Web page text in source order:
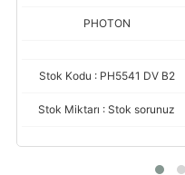
PHOTON
Stok Kodu : PH5541 DV B2
Stok Miktarı : Stok sorunuz